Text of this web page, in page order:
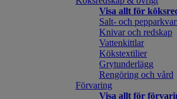
Visa allt för
Salt- och
Knivar och redskap
Vattenkittlar
Kökstextilier
Grytunderlägg
Rengöring och vård
Förvaring
Visa allt för